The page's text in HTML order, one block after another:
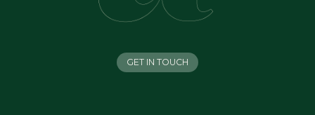
GET IN TOUCH